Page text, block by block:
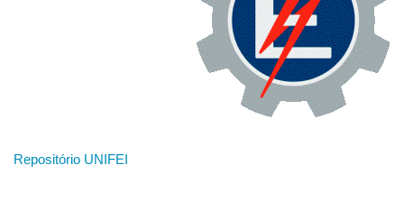
Repositório UNIFEI